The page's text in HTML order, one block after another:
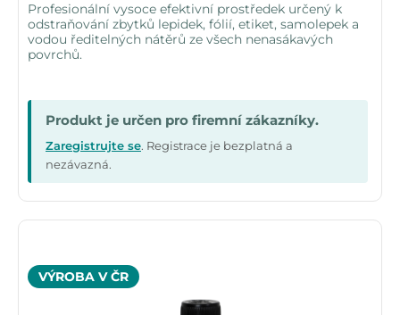
Profesionální vysoce efektivní prostředek určený k
odstraňování zbytků lepidek, fólií, etiket, samolepek a
vodou ředitelných nátěrů ze všech nenasákavých
povrchů.
Produkt je určen pro firemní zákazníky.
Zaregistrujte se. Registrace je bezplatná a
nezávazná.
VÝROBA V ČR